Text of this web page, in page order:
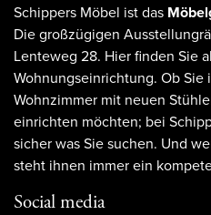
Schippers Möbel ist das
Die großzügigen
Lenteweg 28. Hier finden Sie
Wohnungseinrichtung. Ob Sie
Wohnzimmer mit neuen
einrichten möchten; bei
sicher was Sie suchen. Und
steht ihnen immer ein
Social media